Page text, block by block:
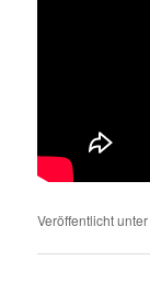
Veröffentlicht unter